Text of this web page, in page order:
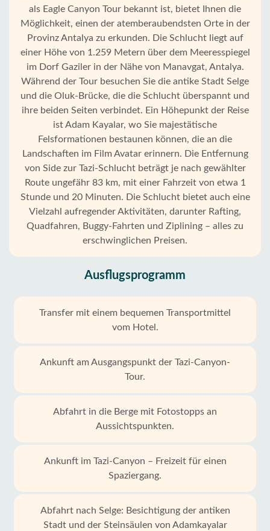
als Eagle Canyon Tour bekannt ist, bietet Ihnen die
Möglichkeit, einen der atemberaubendsten Orte in der
Provinz Antalya zu erkunden. Die Schlucht liegt auf
einer Höhe von 1.259 Metern über dem Meeresspiegel
im Dorf Gaziler in der Nähe von Manavgat, Antalya.
Während der Tour besuchen Sie die antike Stadt Selge
und die Oluk-Brücke, die die Schlucht überspannt und
ihre beiden Seiten verbindet. Ein Höhepunkt der Reise
ist Adam Kayalar, wo Sie majestätische
Felsformationen bestaunen können, die an die
Landschaften im Film Avatar erinnern. Die Entfernung
von Side zur Tazi-Schlucht beträgt je nach gewählter
Route ungefähr 83 km, mit einer Fahrzeit von etwa 1
Stunde und 20 Minuten. Die Schlucht bietet auch eine
Vielzahl aufregender Aktivitäten, darunter Rafting,
Quadfahren, Buggy-Fahrten und Ziplining – alles zu
erschwinglichen Preisen.
Ausflugsprogramm
Transfer mit einem bequemen Transportmittel
vom Hotel.
Ankunft am Ausgangspunkt der Tazi-Canyon-
Tour.
Abfahrt in die Berge mit Fotostopps an
Aussichtspunkten.
Ankunft im Tazi-Canyon – Freizeit für einen
Spaziergang.
Abfahrt nach Selge: Besichtigung der antiken
Stadt und der Steinsäulen von Adamkayalar